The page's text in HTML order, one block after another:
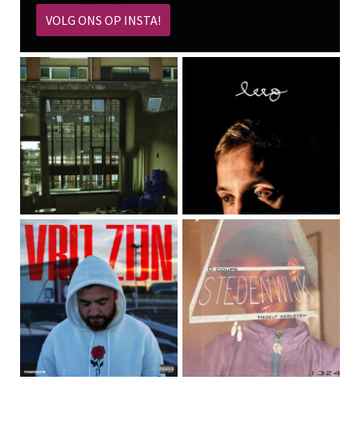
VOLG ONS OP INSTA!